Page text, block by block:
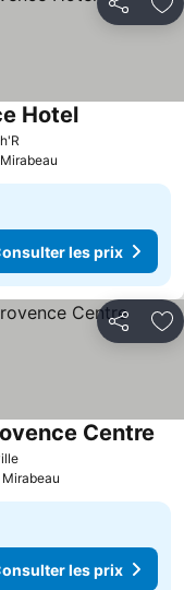
Partager
Hotel
les prix
Partager
Centre
les prix